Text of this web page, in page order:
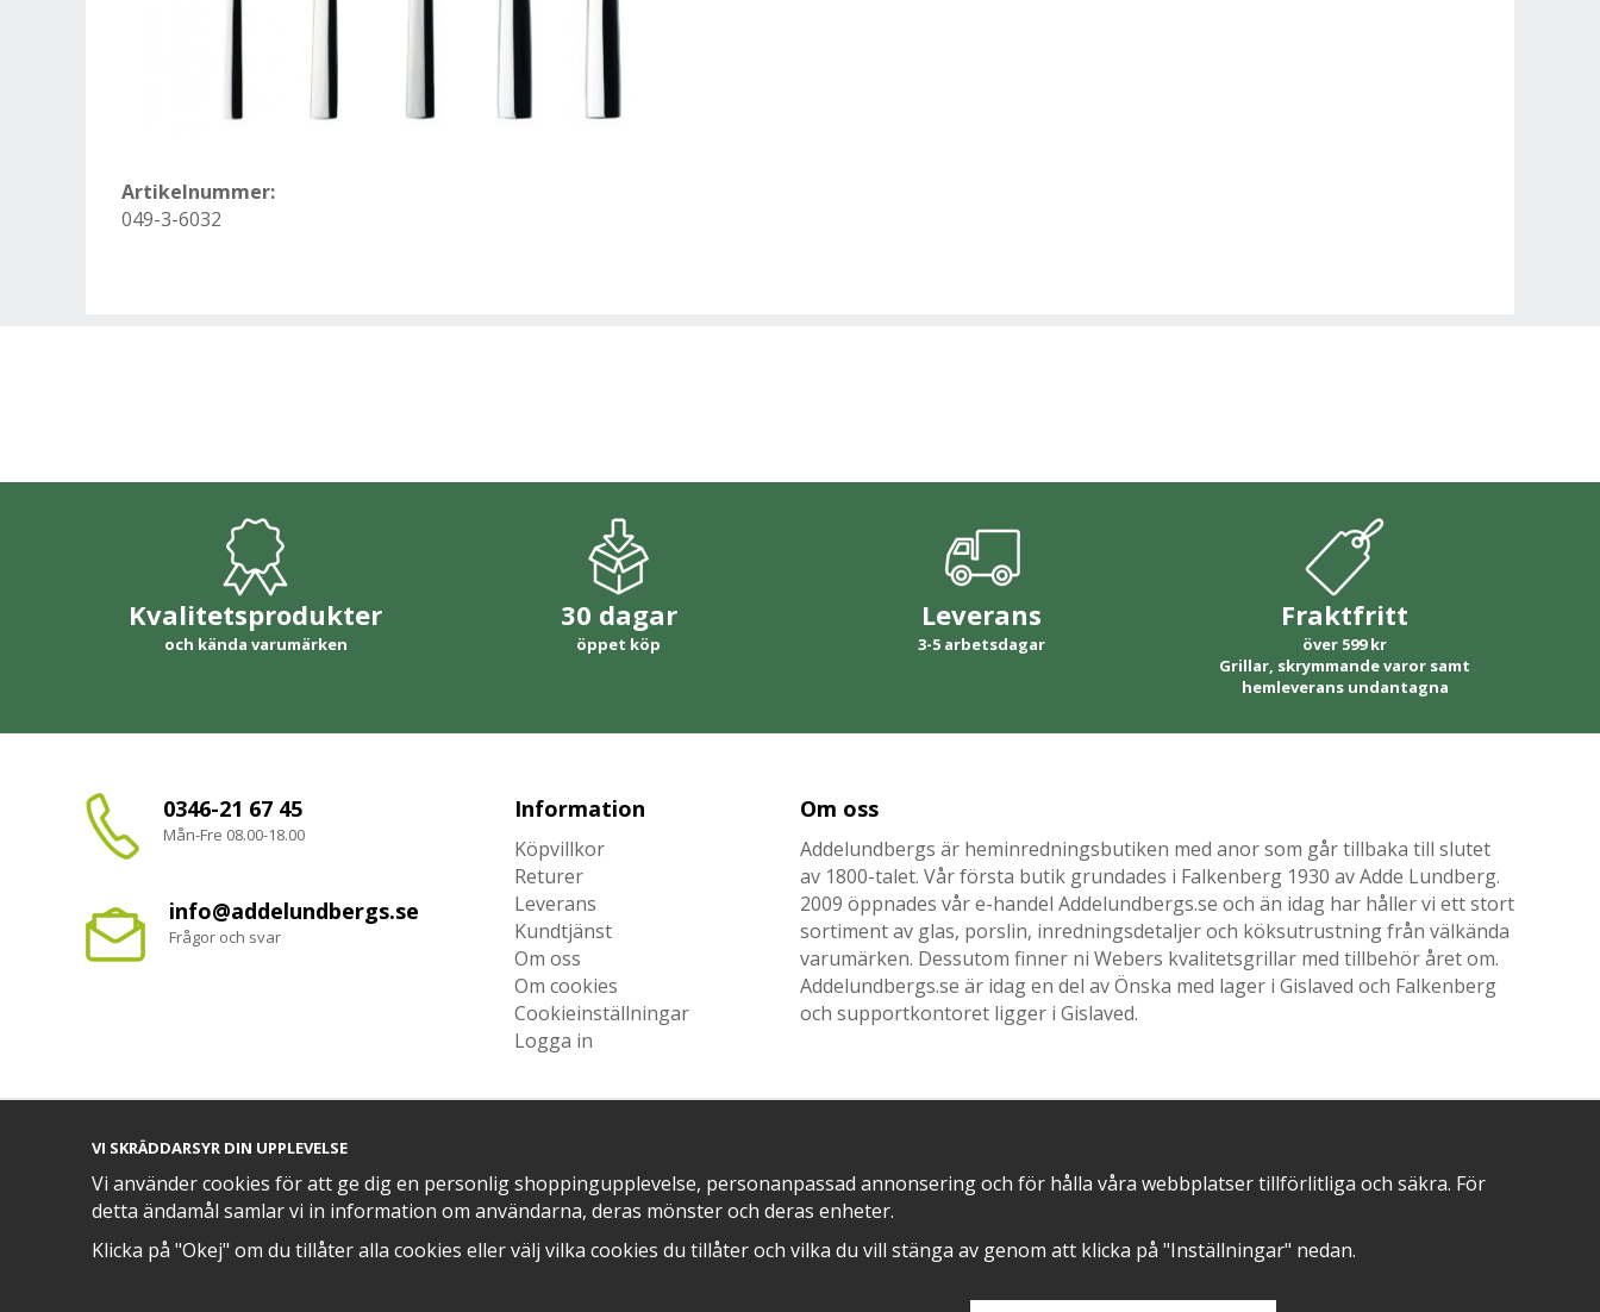
Artikelnummer:
049-3-6032
Kvalitetsprodukter
och kända varumärken
30 dagar
öppet köp
Leverans
3-5 arbetsdagar
Fraktfritt
över 599 kr
Grillar, skrymmande varor samt
hemleverans undantagna
0346-21 67 45
Mån-Fre 08.00-18.00
info@addelundbergs.se
Frågor och svar
Information
Köpvillkor
Returer
Leverans
Kundtjänst
Om oss
Om cookies
Cookieinställningar
Logga in
Om oss
Addelundbergs är heminredningsbutiken med anor som går tillbaka till slutet
av 1800-talet. Vår första butik grundades i Falkenberg 1930 av Adde Lundberg.
2009 öppnades vår e-handel Addelundbergs.se och än idag har håller vi ett stort
sortiment av glas, porslin, inredningsdetaljer och köksutrustning från välkända
varumärken. Dessutom finner ni Webers kvalitetsgrillar med tillbehör året om.
Addelundbergs.se är idag en del av Önska med lager i Gislaved och Falkenberg
och supportkontoret ligger i Gislaved.
VI SKRÄDDARSYR DIN UPPLEVELSE
Vi använder cookies för att ge dig en personlig shoppingupplevelse, personanpassad annonsering och för hålla våra webbplatser tillförlitliga och säkra. För
detta ändamål samlar vi in information om användarna, deras mönster och deras enheter.
Klicka på "Okej" om du tillåter alla cookies eller välj vilka cookies du tillåter och vilka du vill stänga av genom att klicka på "Inställningar" nedan.